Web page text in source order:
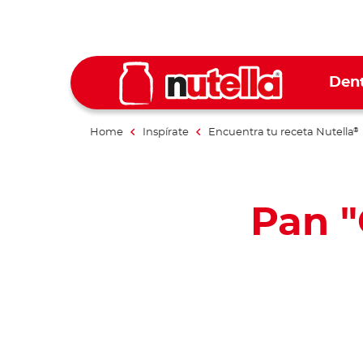
Home Inspírate Encuentra tu receta Nutella®
Pan